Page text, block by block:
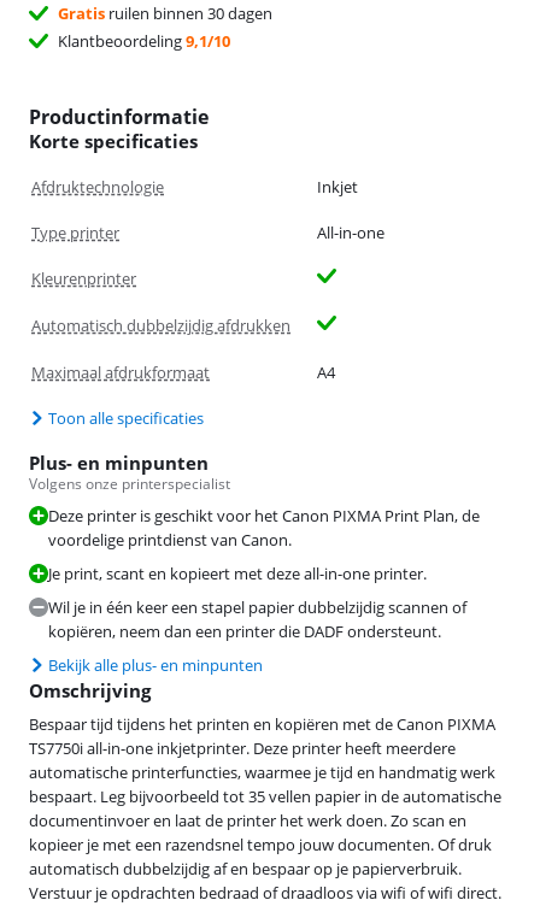
Gratis ruilen binnen 30 dagen
Klantbeoordeling9,1/10
Productinformatie
Korte specificaties
Afdruktechnologie Inkjet
Type printer All-in-one
Kleurenprinter
Automatisch dubbelzijdig afdrukken
Maximaal afdrukformaat A4
Toon alle specificaties
Plus- en minpunten
Volgens onze printerspecialist
Deze printer is geschikt voor het Canon PIXMA Print Plan, de
voordelige printdienst van Canon.
Je print, scant en kopieert met deze all-in-one printer.
Wil je in één keer een stapel papier dubbelzijdig scannen of
kopiëren, neem dan een printer die DADF ondersteunt.
Bekijk alle plus- en minpunten
Omschrijving
Bespaar tijd tijdens het printen en kopiëren met de Canon PIXMA
TS7750i all-in-one inkjetprinter. Deze printer heeft meerdere
automatische printerfuncties, waarmee je tijd en handmatig werk
bespaart. Leg bijvoorbeeld tot 35 vellen papier in de automatische
documentinvoer en laat de printer het werk doen. Zo scan en
kopieer je met een razendsnel tempo jouw documenten. Of druk
automatisch dubbelzijdig af en bespaar op je papierverbruik.
Verstuur je opdrachten bedraad of draadloos via wifi of wifi direct.